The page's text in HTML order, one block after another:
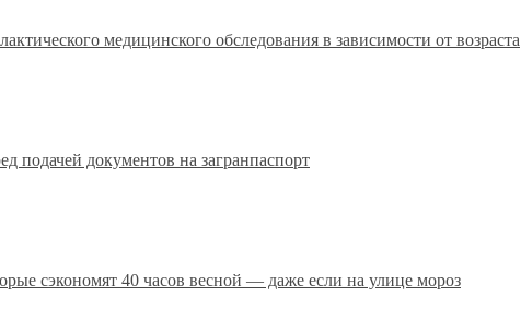
медицинского обследования в зависимости от возраста
подачей документов на загранпаспорт
сэкономят 40 часов весной — даже если на улице мороз